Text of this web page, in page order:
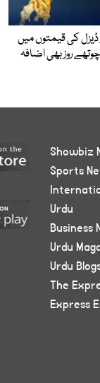
ڈیزل کی قیمتوں میں
روز بھی اضافہ
Showbiz
Sports
Urdu
Business
Urdu
Urdu
The
Express